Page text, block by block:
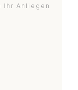
Ihr Anliegen